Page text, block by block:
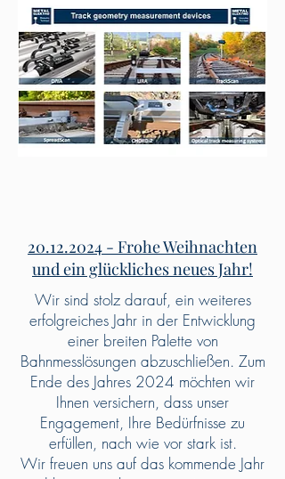
20.12.2024 - Frohe Weihnachten
und ein glückliches neues Jahr!
Wir sind stolz darauf, ein weiteres
erfolgreiches Jahr in der Entwicklung
einer breiten Palette von
Bahnmesslösungen abzuschließen. Zum
Ende des Jahres 2024 möchten wir
Ihnen versichern, dass unser
Engagement, Ihre Bedürfnisse zu
erfüllen, nach wie vor stark ist.
Wir freuen uns auf das kommende Jahr